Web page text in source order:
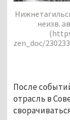
неизв.
После
отрасль в